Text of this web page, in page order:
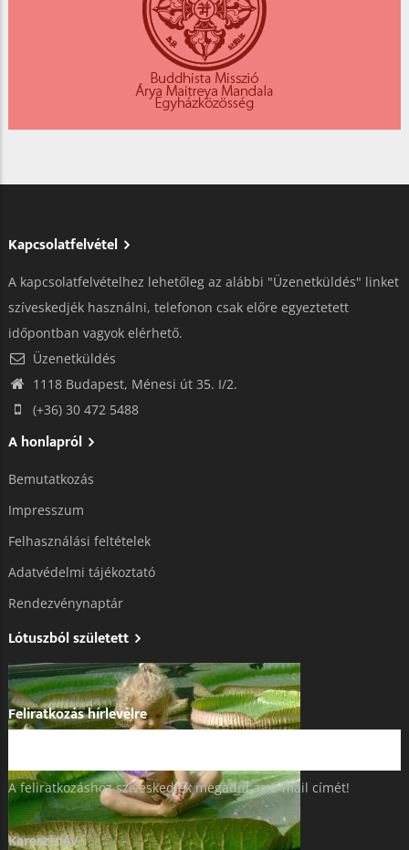
Kapcsolatfelvétel
A kapcsolatfelvételhez lehetőleg az alábbi "Üzenetküldés" linket
szíveskedjék használni, telefonon csak előre egyeztetett
időpontban vagyok elérhető.
Üzenetküldés
1118 Budapest, Ménesi út 35. I/2.
(+36) 30 472 5488
A honlapról
Bemutatkozás
Impresszum
Felhasználási feltételek
Adatvédelmi tájékoztató​
Rendezvénynaptár
Lótuszból született
Feliratkozás hírlevélre
A feliratkozáshoz szíveskedjék megadni az e-mail címét!
Keresztnév